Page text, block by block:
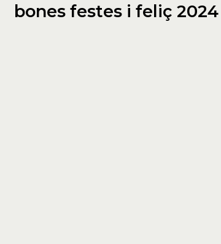
bones festes i feliç 2024